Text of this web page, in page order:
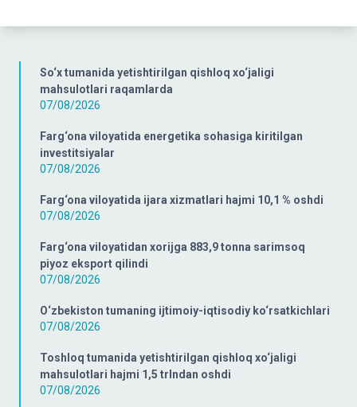
So‘x tumanida yetishtirilgan qishloq xo‘jaligi
mahsulotlari raqamlarda
07/08/2026
Farg‘ona viloyatida energetika sohasiga kiritilgan
investitsiyalar
07/08/2026
Farg‘ona viloyatida ijara xizmatlari hajmi 10,1 % oshdi
07/08/2026
Farg‘ona viloyatidan xorijga 883,9 tonna sarimsoq
piyoz eksport qilindi
07/08/2026
O‘zbekiston tumaning ijtimoiy-iqtisodiy ko‘rsatkichlari
07/08/2026
Toshloq tumanida yetishtirilgan qishloq xo‘jaligi
mahsulotlari hajmi 1,5 trlndan oshdi
07/08/2026